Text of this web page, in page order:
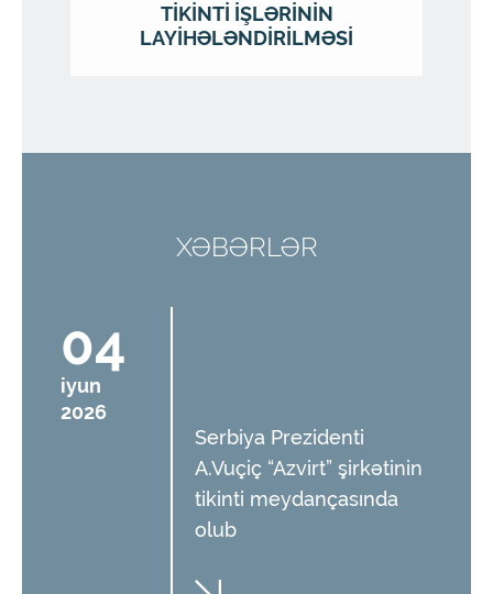
TİKİNTİ İŞLƏRİNİN
LAYİHƏLƏNDİRİLMƏSİ
XƏBƏRLƏR
04
iyun
2026
Serbiya Prezidenti
A.Vuçiç “Azvirt” şirkətinin
tikinti meydançasında
olub